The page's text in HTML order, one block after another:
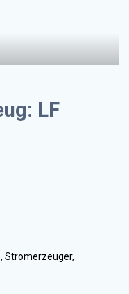
LF
Stromerzeuger,